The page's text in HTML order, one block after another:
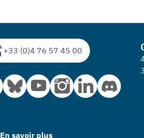
+33 (0)4 76 57 45 00
En savoir plus